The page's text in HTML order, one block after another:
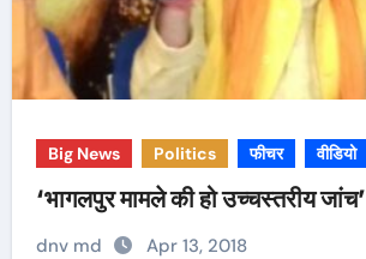
Big News Politics फीचर वीडियो
‘भागलपुर मामले की हो उच्चस्तरीय जांच’
dnv md Apr 13, 2018